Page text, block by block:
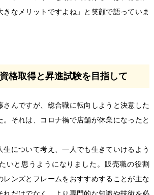
きなメリットですよね」と笑顔で語っていま
格取得と昇進試験を目指して
さんですが、総合職に転向しようと決意した
。それは、コロナ禍で店舗が休業になったと
生について考え、一人でも生きていけるよう
いと思うようになりました。販売職の役割
レンズとフレームをおすすめすることが主な